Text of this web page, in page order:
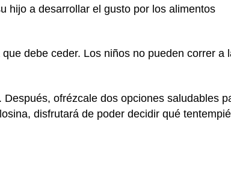
hijo a desarrollar el gusto por los alimentos
debe ceder. Los niños no pueden correr a
ofrézcale dos opciones saludables
disfrutará de poder decidir qué tentempié